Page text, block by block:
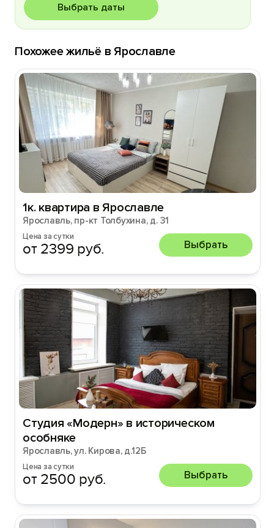
Выбрать даты
Похожее жильё в Ярославле
1к. квартира в Ярославле
Ярославль, пр-кт Толбухина, д. 31
Цена за сутки
от 2399 руб. Выбрать
Студия «Модерн» в историческом
особняке
Ярославль, ул. Кирова, д.12Б
Цена за сутки
от 2500 руб. Выбрать